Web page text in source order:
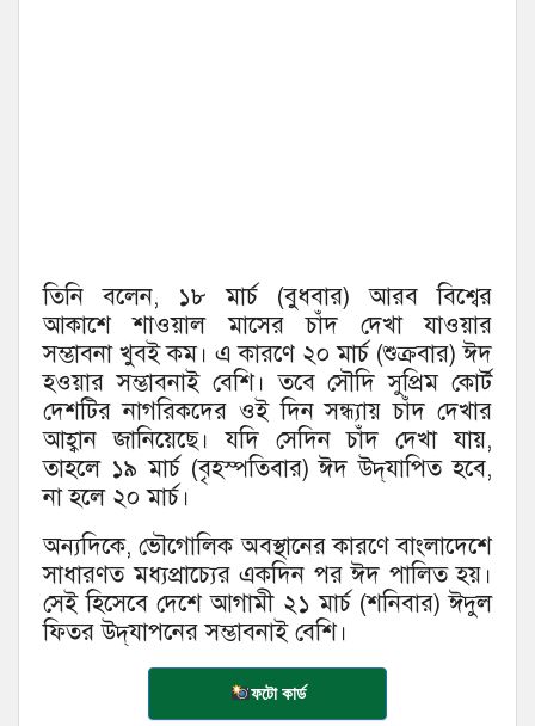
তিনি বলেন, ১৮ মার্চ (বুধবার) আরব বিশ্বের
আকাশে শাওয়াল মাসের চাঁদ দেখা যাওয়ার
সম্ভাবনা খুবই কম। এ কারণে ২০ মার্চ (শুক্রবার) ঈদ
হওয়ার সম্ভাবনাই বেশি। তবে সৌদি সুপ্রিম কোর্ট
দেশটির নাগরিকদের ওই দিন সন্ধ্যায় চাঁদ দেখার
আহ্বান জানিয়েছে। যদি সেদিন চাঁদ দেখা যায়,
তাহলে ১৯ মার্চ (বৃহস্পতিবার) ঈদ উদ্‌যাপিত হবে,
না হলে ২০ মার্চ।
অন্যদিকে, ভৌগোলিক অবস্থানের কারণে বাংলাদেশে
সাধারণত মধ্যপ্রাচ্যের একদিন পর ঈদ পালিত হয়।
সেই হিসেবে দেশে আগামী ২১ মার্চ (শনিবার) ঈদুল
ফিতর উদ্‌যাপনের সম্ভাবনাই বেশি।
ফটো কার্ড